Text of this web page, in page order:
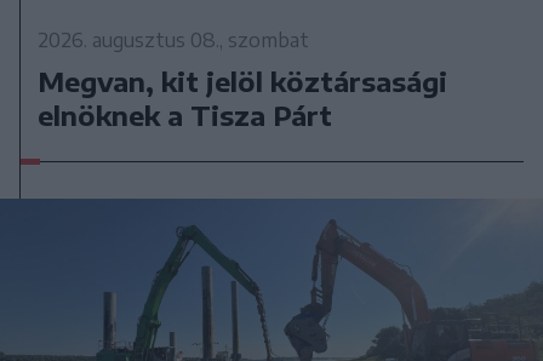
2026. augusztus 08., szombat
Megvan, kit jelöl köztársasági
elnöknek a Tisza Párt